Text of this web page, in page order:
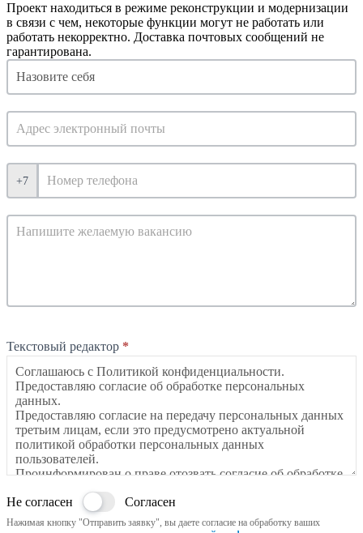
Проект находиться в режиме реконструкции и модернизации
в связи с чем, некоторые функции могут не работать или
работать некорректно. Доставка почтовых сообщений не
гарантирована.
Отклик
на
ваканисю
менеджера
+7
Текстовый редактор *
Не согласен Согласен
Нажимая кнопку "Отправить заявку", вы даете согласие на обработку ваших